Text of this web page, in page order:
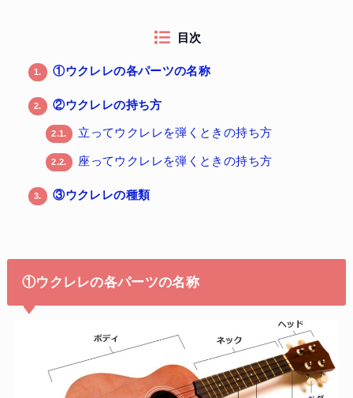
目次
1. ①ウクレレの各パーツの名称
2. ②ウクレレの持ち方
2.1. 立ってウクレレを弾くときの持ち方
2.2. 座ってウクレレを弾くときの持ち方
3. ③ウクレレの種類
①ウクレレの各パーツの名称